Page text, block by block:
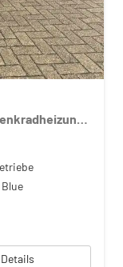
1.0 T-GDI 90PS 5-türig Sitzheizung Lenkradheizung Rückf.Kamera PDC Klima Apple CarPlay Android Auto Tempomat Touchscreen
Details